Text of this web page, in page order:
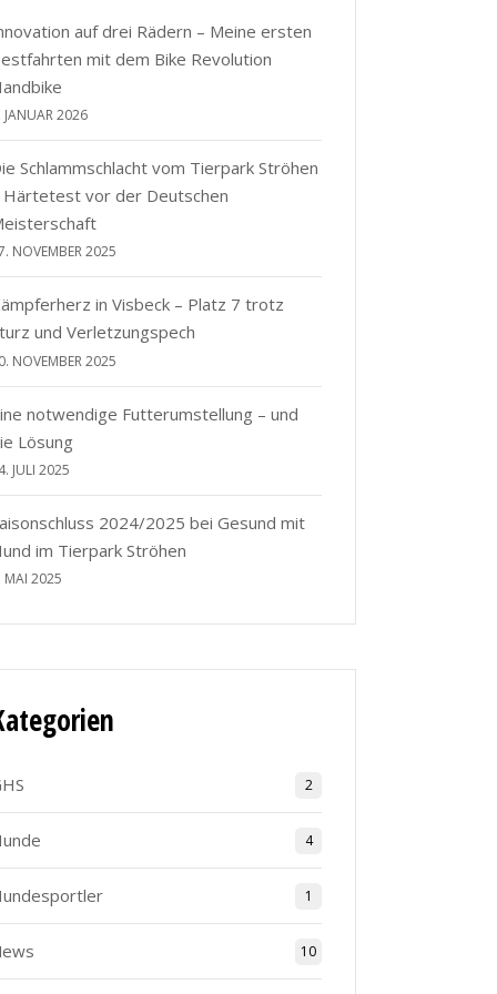
auf drei Rädern – Meine ersten
mit dem Bike Revolution
JANUAR 2026
Schlammschlacht vom Tierpark Ströhen
Härtetest vor der Deutschen
NOVEMBER 2025
in Visbeck – Platz 7 trotz
und Verletzungspech
NOVEMBER 2025
notwendige Futterumstellung – und
Lösung
JULI 2025
2024/2025 bei Gesund mit
im Tierpark Ströhen
MAI 2025
2
4
1
10